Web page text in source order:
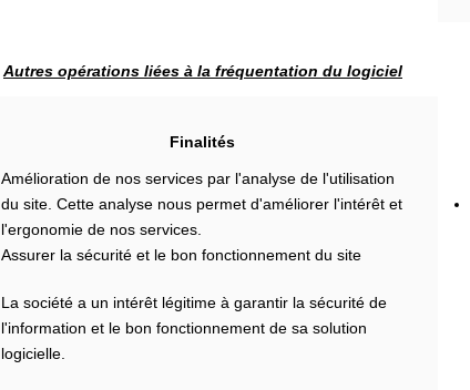
Autres opérations liées à la fréquentation du logiciel
Finalités
Amélioration de nos services par l'analyse de l'utilisation
du site. Cette analyse nous permet d'améliorer l'intérêt et
l'ergonomie de nos services.
Assurer la sécurité et le bon fonctionnement du site
La société a un intérêt légitime à garantir la sécurité de
l'information et le bon fonctionnement de sa solution
logicielle.